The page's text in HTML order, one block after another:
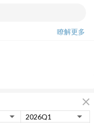
瞭解更多
close